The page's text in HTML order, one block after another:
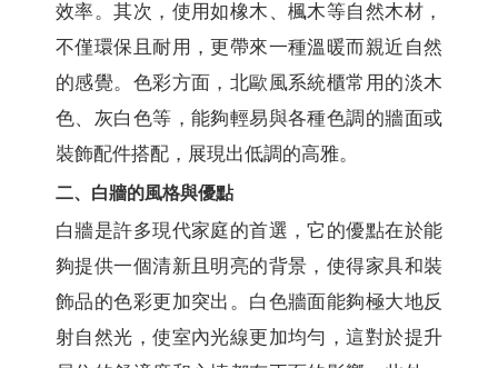
效率。其次，使用如橡木、楓木等自然木材，
不僅環保且耐用，更帶來一種溫暖而親近自然
的感覺。色彩方面，北歐風系統櫃常用的淡木
色、灰白色等，能夠輕易與各種色調的牆面或
裝飾配件搭配，展現出低調的高雅。
二、白牆的風格與優點
白牆是許多現代家庭的首選，它的優點在於能
夠提供一個清新且明亮的背景，使得家具和裝
飾品的色彩更加突出。白色牆面能夠極大地反
射自然光，使室內光線更加均勻，這對於提升